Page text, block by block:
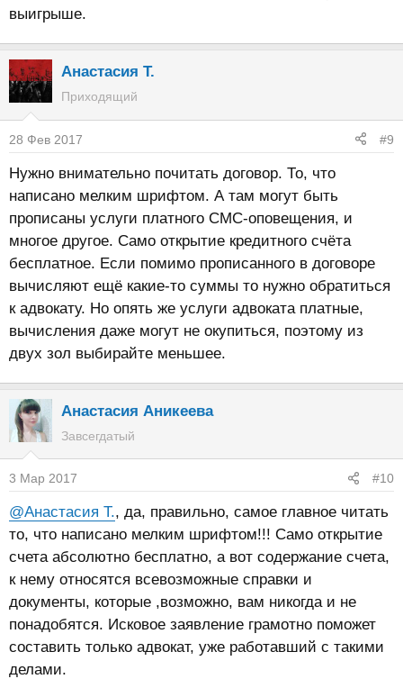
выигрыше.
Анастасия Т.
Приходящий
28 Фев 2017 #9
Нужно внимательно почитать договор. То, что
написано мелким шрифтом. А там могут быть
прописаны услуги платного СМС-оповещения, и
многое другое. Само открытие кредитного счёта
бесплатное. Если помимо прописанного в договоре
вычисляют ещё какие-то суммы то нужно обратиться
к адвокату. Но опять же услуги адвоката платные,
вычисления даже могут не окупиться, поэтому из
двух зол выбирайте меньшее.
Анастасия Аникеева
Завсегдатый
3 Мар 2017 #10
@Анастасия Т., да, правильно, самое главное читать
то, что написано мелким шрифтом!!! Само открытие
счета абсолютно бесплатно, а вот содержание счета,
к нему относятся всевозможные справки и
документы, которые ,возможно, вам никогда и не
понадобятся. Исковое заявление грамотно поможет
составить только адвокат, уже работавший с такими
делами.